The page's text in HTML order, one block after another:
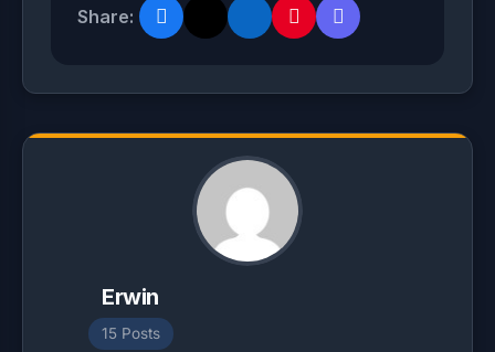
Share:
Erwin
15 Posts